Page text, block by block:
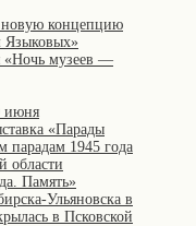
новую концепцию
Языковых»
«Ночь музеев —
июня
«Парады
парадам 1945 года
области
Память»
Ульяновска в
в Псковской